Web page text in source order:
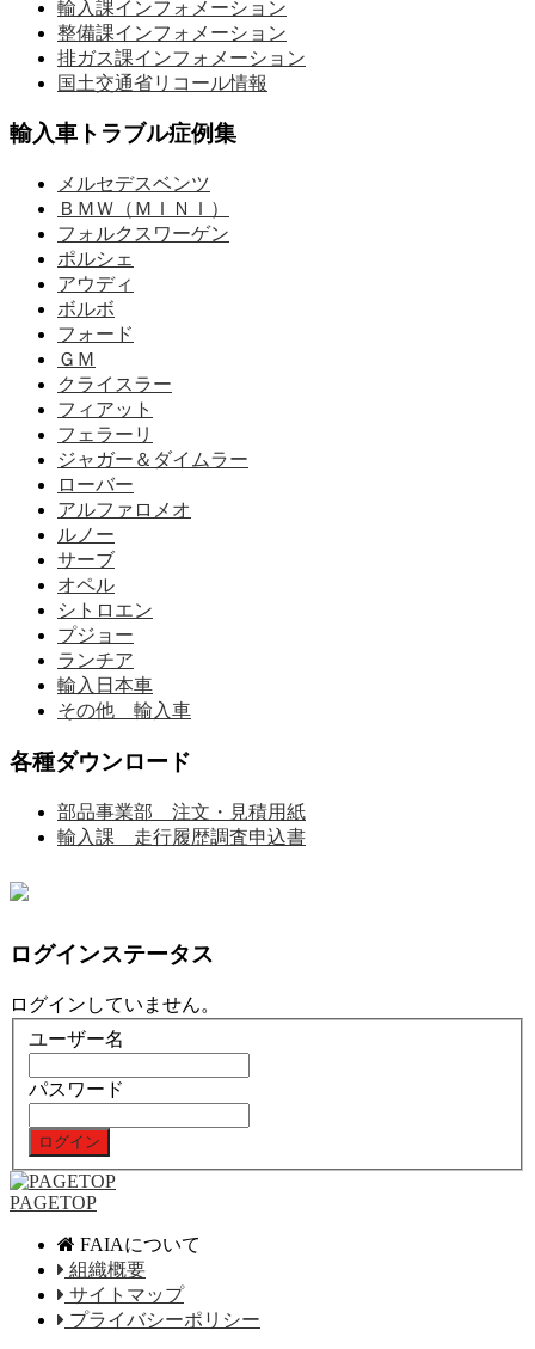
輸入課インフォメーション
整備課インフォメーション
排ガス課インフォメーション
国土交通省リコール情報
輸入車トラブル症例集
メルセデスベンツ
ＢＭＷ（ＭＩＮＩ）
フォルクスワーゲン
ポルシェ
アウディ
ボルボ
フォード
ＧＭ
クライスラー
フィアット
フェラーリ
ジャガー＆ダイムラー
ローバー
アルファロメオ
ルノー
サーブ
オペル
シトロエン
プジョー
ランチア
輸入日本車
その他 輸入車
各種ダウンロード
部品事業部 注文・見積用紙
輸入課 走行履歴調査申込書
ログインステータス
ログインしていません。
ユーザー名
パスワード
PAGETOP
FAIAについて
組織概要
サイトマップ
プライバシーポリシー